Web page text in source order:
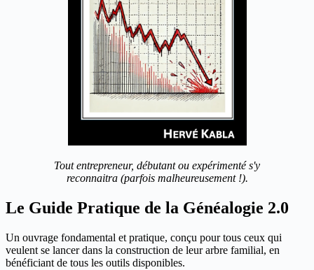
Tout entrepreneur, débutant ou expérimenté s'y
reconnaitra (parfois malheureusement !).
Le Guide Pratique de la Généalogie 2.0
Un ouvrage fondamental et pratique, conçu pour tous ceux qui
veulent se lancer dans la construction de leur arbre familial, en
bénéficiant de tous les outils disponibles.